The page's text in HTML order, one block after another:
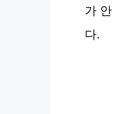
가 안
다.